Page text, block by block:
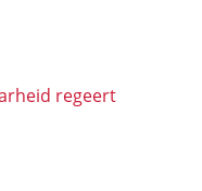
regeert